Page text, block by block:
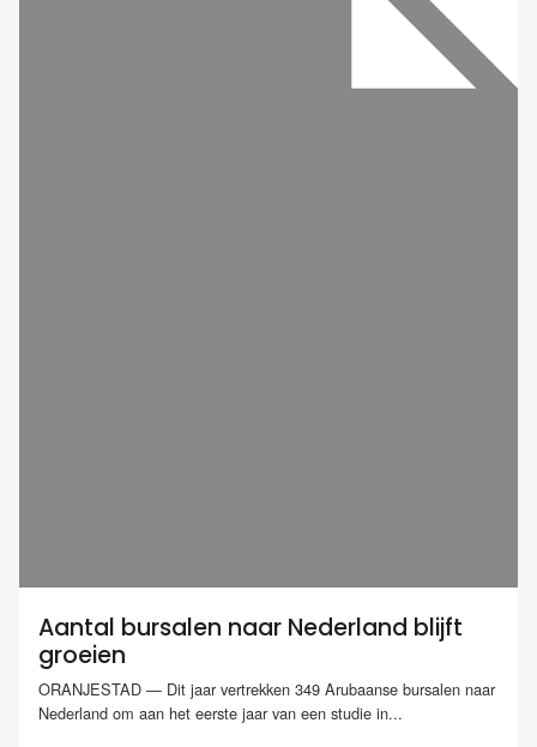
Aantal bursalen naar Nederland blijft
groeien
ORANJESTAD — Dit jaar vertrekken 349 Arubaanse bursalen naar
Nederland om aan het eerste jaar van een studie in...